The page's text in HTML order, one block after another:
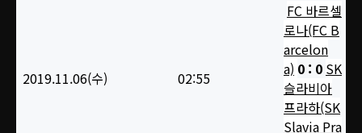
2019.11.06(수) 02:55
FC 바르셀
로나(FC B
arcelon
a) 0 : 0 SK
슬라비아
프라하(SK
Slavia Pra